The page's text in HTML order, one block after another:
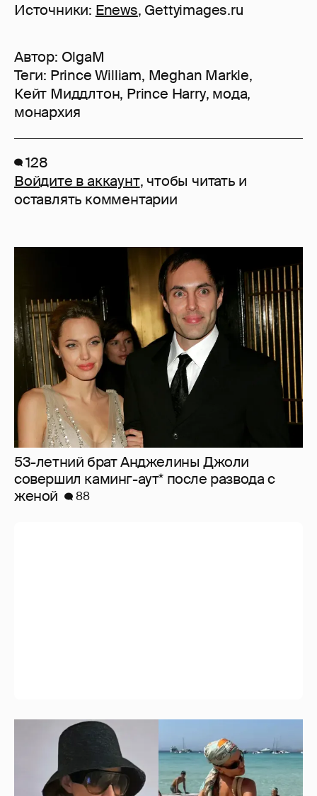
Источники: Enews, Gettyimages.ru
Автор: OlgaM
Теги: Prince William, Meghan Markle,
Кейт Миддлтон, Prince Harry, мода,
монархия
128
Войдите в аккаунт, чтобы читать и
оставлять комментарии
53-летний брат Анджелины Джоли
совершил каминг-аут* после развода с
женой
88